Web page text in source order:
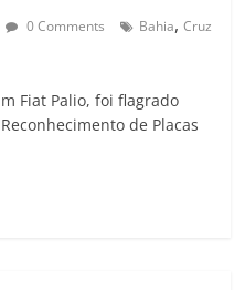
0 Comments Bahia,Cruz
Fiat Palio, foi flagrado
de Placas